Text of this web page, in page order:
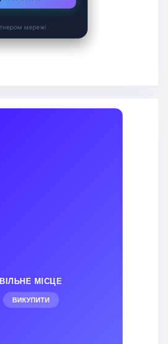
ВІЛЬНЕ МІСЦЕ
ВИКУПИТИ